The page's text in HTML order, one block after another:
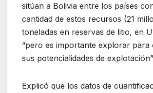
sitúan a Bolivia entre los países
cantidad de estos recursos (21
toneladas en reservas de litio, en
“pero es importante explorar para
sus potencialidades de
Explicó que los datos de